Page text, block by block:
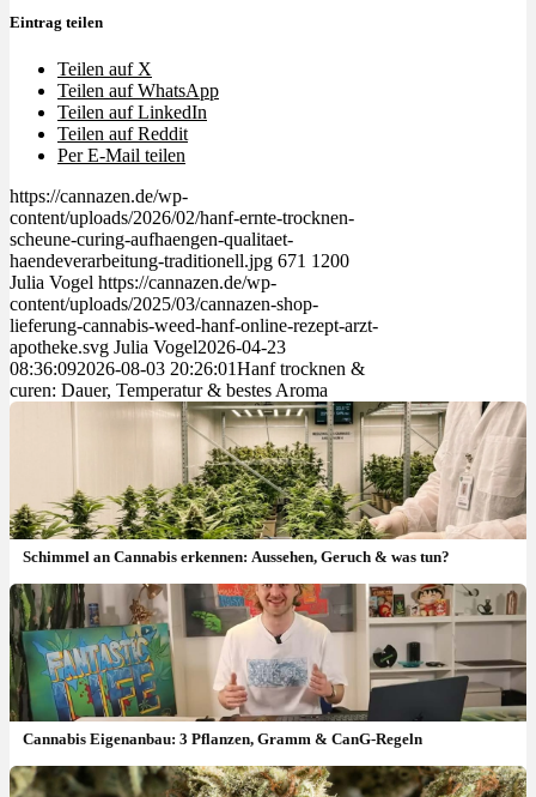
Eintrag teilen
Teilen auf X
Teilen auf WhatsApp
Teilen auf LinkedIn
Teilen auf Reddit
Per E-Mail teilen
https://cannazen.de/wp-
content/uploads/2026/02/hanf-ernte-trocknen-
scheune-curing-aufhaengen-qualitaet-
haendeverarbeitung-traditionell.jpg 671 1200
Julia Vogel https://cannazen.de/wp-
content/uploads/2025/03/cannazen-shop-
lieferung-cannabis-weed-hanf-online-rezept-arzt-
apotheke.svg Julia Vogel2026-04-23
08:36:092026-08-03 20:26:01Hanf trocknen &
curen: Dauer, Temperatur & bestes Aroma
Schimmel an Cannabis erkennen: Aussehen, Geruch & was tun?
Cannabis Eigenanbau: 3 Pflanzen, Gramm & CanG-Regeln